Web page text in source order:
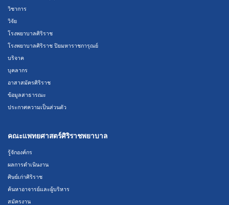
วิชาการ
วิจัย
โรงพยาบาลศิริราช
โรงพยาบาลศิริราช ปิยมหาราชการุณย์
บริจาค
บุคลากร
อาสาสมัครศิริราช
ข้อมูลสาธารณะ
ประกาศความเป็นส่วนตัว
คณะแพทยศาสตร์ศิริราชพยาบาล
รู้จักองค์กร
ผลการดำเนินงาน
ศิษย์เก่าศิริราช
ค้นหาอาจารย์และผู้บริหาร
สมัครงาน